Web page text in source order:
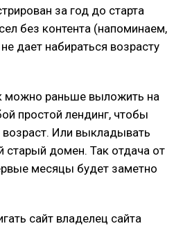
за год до старта
без контента (напоминаем,
дает набираться возрасту
можно раньше выложить на
простой лендинг, чтобы
возраст. Или выкладывать
старый домен. Так отдача от
месяцы будет заметно
сайт владелец сайта